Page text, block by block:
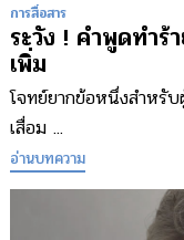
การสื่อสาร
ระวัง ! คำพูดทำ
เพิ่ม
โจทย์ยากข้อหนึ่งสำหรั
เสื่อม ...
อ่านบทความ